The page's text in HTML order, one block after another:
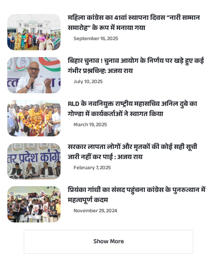
महिला कांग्रेस का 41वां स्थापना दिवस “नारी सम्मान
समारोह” के रूप में मनाया गया
September 16, 2025
बिहार चुनाव ! चुनाव आयोग के निर्णय पर खड़े हुए कई
गंभीर प्रश्नचिन्ह: अजय राय
July 10, 2025
RLD के नवनियुक्त राष्ट्रीय महासचिव अनिल दुबे का
गोण्डा में कार्यकर्ताओं ने स्वागत किया
March 19, 2025
सरकार लापता लोगों और मृतकों की कोई सही सूची
जारी नहीं कर पाई : अजय राय
February 7, 2025
प्रियंका गांधी का संसद पहुंचना कांग्रेस के पुनरुत्थान में
महत्वपूर्ण कदम
November 29, 2024
Show More